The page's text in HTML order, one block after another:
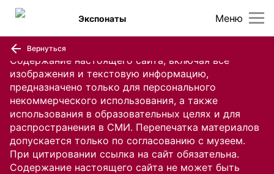
Содержание настоящего сайта, включая все
изображения и текстовую информацию,
предназначено только для персонального
некоммерческого использования, а также
использования в образовательных целях и для
распространения в СМИ. Перепечатка материалов
допускается только по согласованию с музеем.
При цитировании ссылка на сайт обязательна.
Содержание настоящего сайта не может быть
Меню
Экспонаты
Вернуться